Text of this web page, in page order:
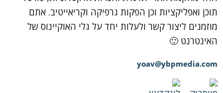
תוכן ואפליקציות וכן הפקות גרפיקה וקריאייטיב. אתם
מוזמנים ליצור קשר ולעלות יחד על גלי האוקיינוס של
האינטרנט 🙂
yoav@ybpmedia.com